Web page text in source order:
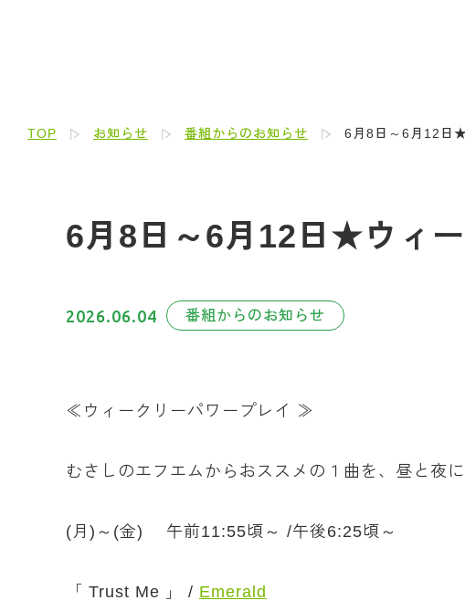
TOP お知らせ 番組からのお知らせ 6月8日～6月12日
6月8日～6月12日★ウィ
2026.06.04 番組からのお知らせ
≪ウィークリーパワープレイ ≫
むさしのエフエムからおススメの１曲を、昼と夜
(月)～(金) 午前11:55頃～ /午後6:25頃～
「 Trust Me 」 / Emerald